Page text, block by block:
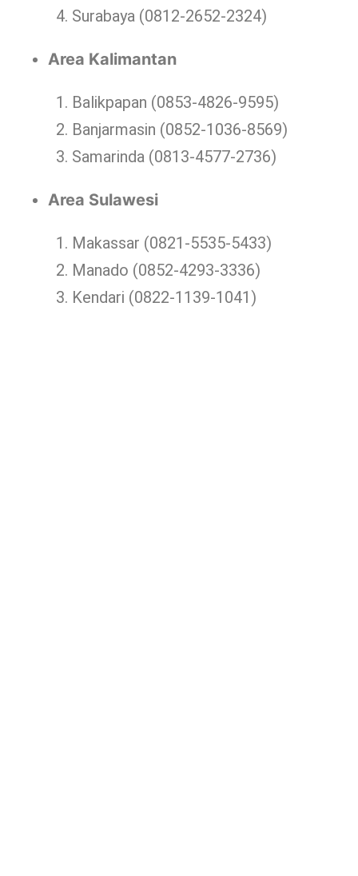
Surabaya (0812-2652-2324)
Area Kalimantan
Balikpapan (0853-4826-9595)
Banjarmasin (0852-1036-8569)
Samarinda (0813-4577-2736)
Area Sulawesi
Makassar (0821-5535-5433)
Manado (0852-4293-3336)
Kendari (0822-1139-1041)